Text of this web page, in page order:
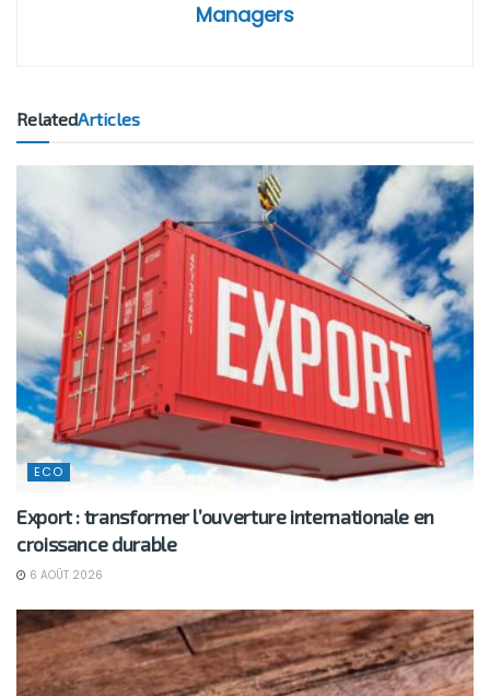
Managers
RelatedArticles
ECO
Export : transformer l’ouverture internationale en
croissance durable
6 AOÛT 2026